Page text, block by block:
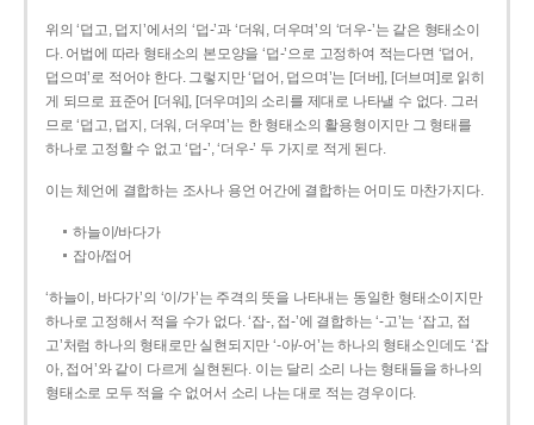
위의 ‘덥고, 덥지’에서의 ‘덥-­’과 ‘더워, 더우며’의 ‘더우-­’는 같은 형태소이
다. 어법에 따라 형태소의 본모양을 ‘덥-­’으로 고정하여 적는다면 ‘덥어,
덥으며’로 적어야 한다. 그렇지만 ‘덥어, 덥으며’는 [더버], [더브며]로 읽히
게 되므로 표준어 [더워], [더우며]의 소리를 제대로 나타낼 수 없다. 그러
므로 ‘덥고, 덥지, 더워, 더우며’는 한 형태소의 활용형이지만 그 형태를
하나로 고정할 수 없고 ‘덥-’, ‘더우-’ 두 가지로 적게 된다.
이는 체언에 결합하는 조사나 용언 어간에 결합하는 어미도 마찬가지다.
하늘이/바다가
잡아/접어
‘하늘이, 바다가’의 ‘이/가’는 주격의 뜻을 나타내는 동일한 형태소이지만
하나로 고정해서 적을 수가 없다. ‘잡-, 접-’에 결합하는 ‘-고’는 ‘잡고, 접
고’처럼 하나의 형태로만 실현되지만 ‘-아/-어’는 하나의 형태소인데도 ‘잡
아, 접어’와 같이 다르게 실현된다. 이는 달리 소리 나는 형태들을 하나의
형태소로 모두 적을 수 없어서 소리 나는 대로 적는 경우이다.